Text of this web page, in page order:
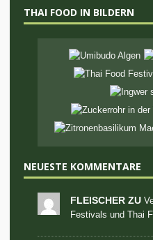
THAI FOOD IN BILDERN
NEUESTE KOMMENTARE
FLEISCHER ZU
Festivals und Thai